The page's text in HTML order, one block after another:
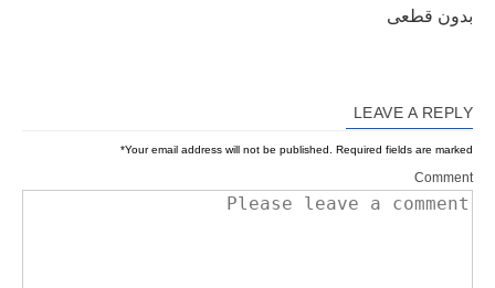
بدون قطعی
LEAVE A REPLY
Your email address will not be published. Required fields are marked
*
Comment